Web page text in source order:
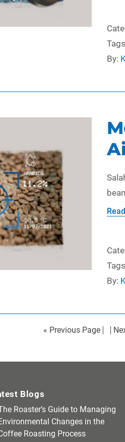
By:
By:
« Previous Page
Blogs
Roaster’s Guide to Managing
Changes in the
Roasting Process